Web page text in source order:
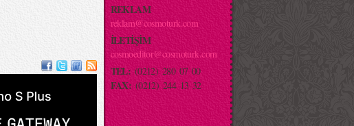
REKLAM
reklam@cosmoturk.com
İLETİŞİM
cosmoeditor@cosmoturk.com
TEL: (0212) 280 07 00
FAX: (0212) 244 13 32